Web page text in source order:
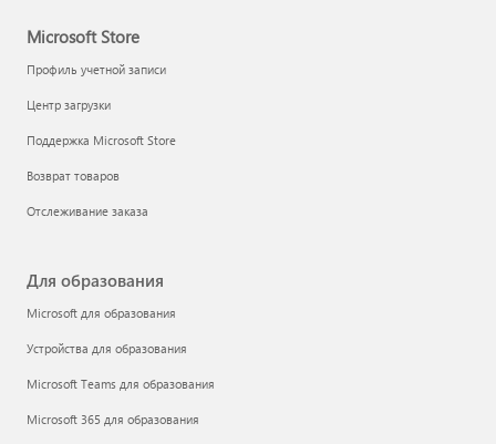
Microsoft Store
Профиль учетной записи
Центр загрузки
Поддержка Microsoft Store
Возврат товаров
Отслеживание заказа
Для образования
Microsoft для образования
Устройства для образования
Microsoft Teams для образования
Microsoft 365 для образования